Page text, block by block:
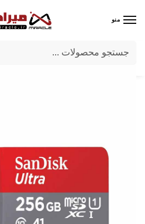
منو
میراکل/تبلت و موبایل/لوازم جانبی موبایل وتبلت